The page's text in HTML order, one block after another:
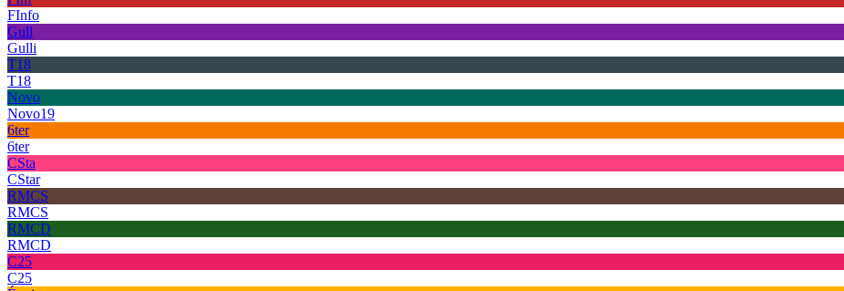
FInfo
Gull
Gulli
T18
T18
Novo
Novo19
6ter
6ter
CSta
CStar
RMCS
RMCS
RMCD
RMCD
C25
C25